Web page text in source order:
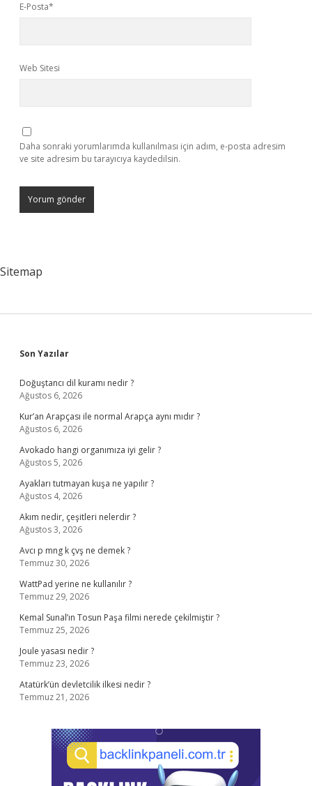
E-Posta*
Web Sitesi
Daha sonraki yorumlarımda kullanılması için adım, e-posta adresim
ve site adresim bu tarayıcıya kaydedilsin.
Sitemap
Sidebar
Son Yazılar
Doğuştancı dil kuramı nedir ?
Ağustos 6, 2026
Kur’an Arapçası ile normal Arapça aynı mıdır ?
Ağustos 6, 2026
Avokado hangi organımıza iyi gelir ?
Ağustos 5, 2026
Ayakları tutmayan kuşa ne yapılır ?
Ağustos 4, 2026
Akım nedir, çeşitleri nelerdir ?
Ağustos 3, 2026
Avcı p mng k çvş ne demek ?
Temmuz 30, 2026
WattPad yerine ne kullanılır ?
Temmuz 29, 2026
Kemal Sunal’ın Tosun Paşa filmi nerede çekilmiştir ?
Temmuz 25, 2026
Joule yasası nedir ?
Temmuz 23, 2026
Atatürk’ün devletcilik ilkesi nedir ?
Temmuz 21, 2026